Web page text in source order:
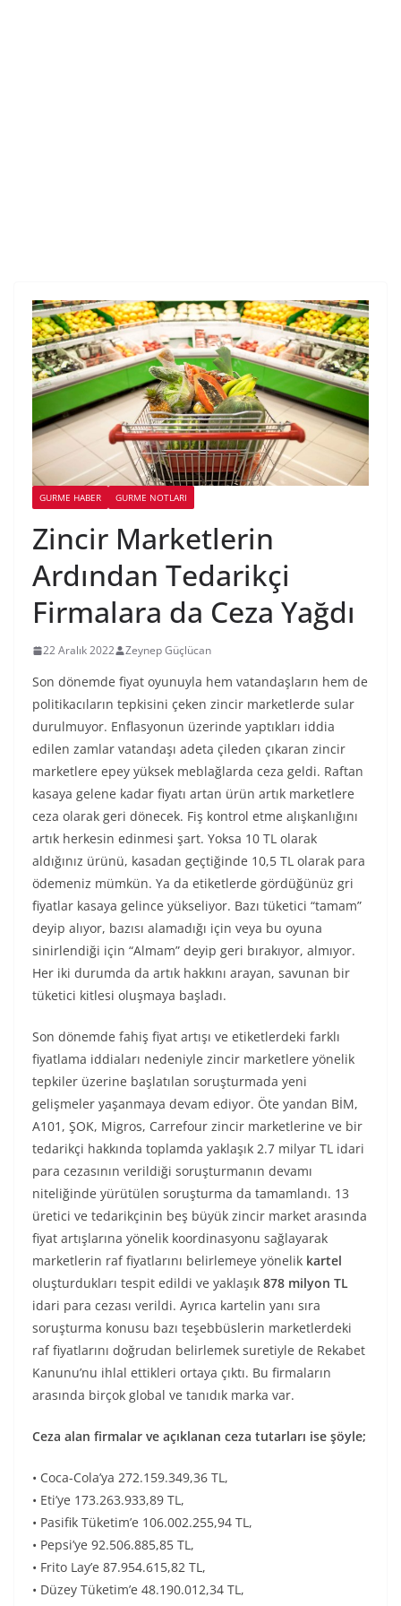
GURME HABER GURME NOTLARI
Zincir Marketlerin
Ardından Tedarikçi
Firmalara da Ceza Yağdı
22 Aralık 2022 Zeynep Güçlücan
Son dönemde fiyat oyunuyla hem vatandaşların hem de
politikacıların tepkisini çeken zincir marketlerde sular
durulmuyor. Enflasyonun üzerinde yaptıkları iddia
edilen zamlar vatandaşı adeta çileden çıkaran zincir
marketlere epey yüksek meblağlarda ceza geldi. Raftan
kasaya gelene kadar fiyatı artan ürün artık marketlere
ceza olarak geri dönecek. Fiş kontrol etme alışkanlığını
artık herkesin edinmesi şart. Yoksa 10 TL olarak
aldığınız ürünü, kasadan geçtiğinde 10,5 TL olarak para
ödemeniz mümkün. Ya da etiketlerde gördüğünüz gri
fiyatlar kasaya gelince yükseliyor. Bazı tüketici “tamam”
deyip alıyor, bazısı alamadığı için veya bu oyuna
sinirlendiği için “Almam” deyip geri bırakıyor, almıyor.
Her iki durumda da artık hakkını arayan, savunan bir
tüketici kitlesi oluşmaya başladı.
Son dönemde fahiş fiyat artışı ve etiketlerdeki farklı
fiyatlama iddiaları nedeniyle zincir marketlere yönelik
tepkiler üzerine başlatılan soruşturmada yeni
gelişmeler yaşanmaya devam ediyor. Öte yandan BİM,
A101, ŞOK, Migros, Carrefour zincir marketlerine ve bir
tedarikçi hakkında toplamda yaklaşık 2.7 milyar TL idari
para cezasının verildiği soruşturmanın devamı
niteliğinde yürütülen soruşturma da tamamlandı. 13
üretici ve tedarikçinin beş büyük zincir market arasında
fiyat artışlarına yönelik koordinasyonu sağlayarak
marketlerin raf fiyatlarını belirlemeye yönelik kartel
oluşturdukları tespit edildi ve yaklaşık 878 milyon TL
idari para cezası verildi. Ayrıca kartelin yanı sıra
soruşturma konusu bazı teşebbüslerin marketlerdeki
raf fiyatlarını doğrudan belirlemek suretiyle de Rekabet
Kanunu’nu ihlal ettikleri ortaya çıktı. Bu firmaların
arasında birçok global ve tanıdık marka var.
Ceza alan firmalar ve açıklanan ceza tutarları ise şöyle;
• Coca-Cola’ya 272.159.349,36 TL,
• Eti’ye 173.263.933,89 TL,
• Pasifik Tüketim’e 106.002.255,94 TL,
• Pepsi’ye 92.506.885,85 TL,
• Frito Lay’e 87.954.615,82 TL,
• Düzey Tüketim’e 48.190.012,34 TL,